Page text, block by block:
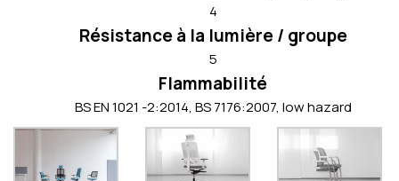
4
Résistance à la lumière / groupe
5
Flammabilité
BS EN 1021 -2:2014, BS 7176:2007, low hazard